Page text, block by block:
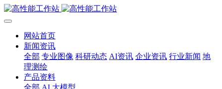
网站首页
新闻资讯
全部 专业图像 科研动态 AI资讯 企业资讯 行业新闻 地
理测绘
产品资料
全部 AI 大模型